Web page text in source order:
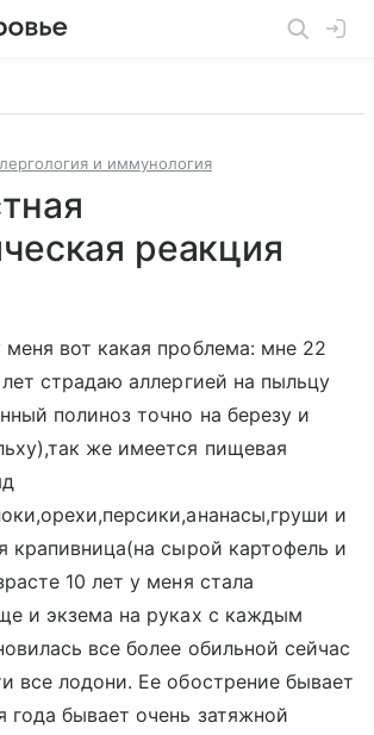
и иммунология
реакция
вот какая проблема: мне 22
страдаю аллергией на пыльцу
полиноз точно на березу и
же имеется пищевая
и
крапивница(на сырой картофель и
10 лет у меня стала
и экзема на руках с каждым
все более обильной сейчас
все лодони. Ее обострение бывает
года бывает очень затяжной